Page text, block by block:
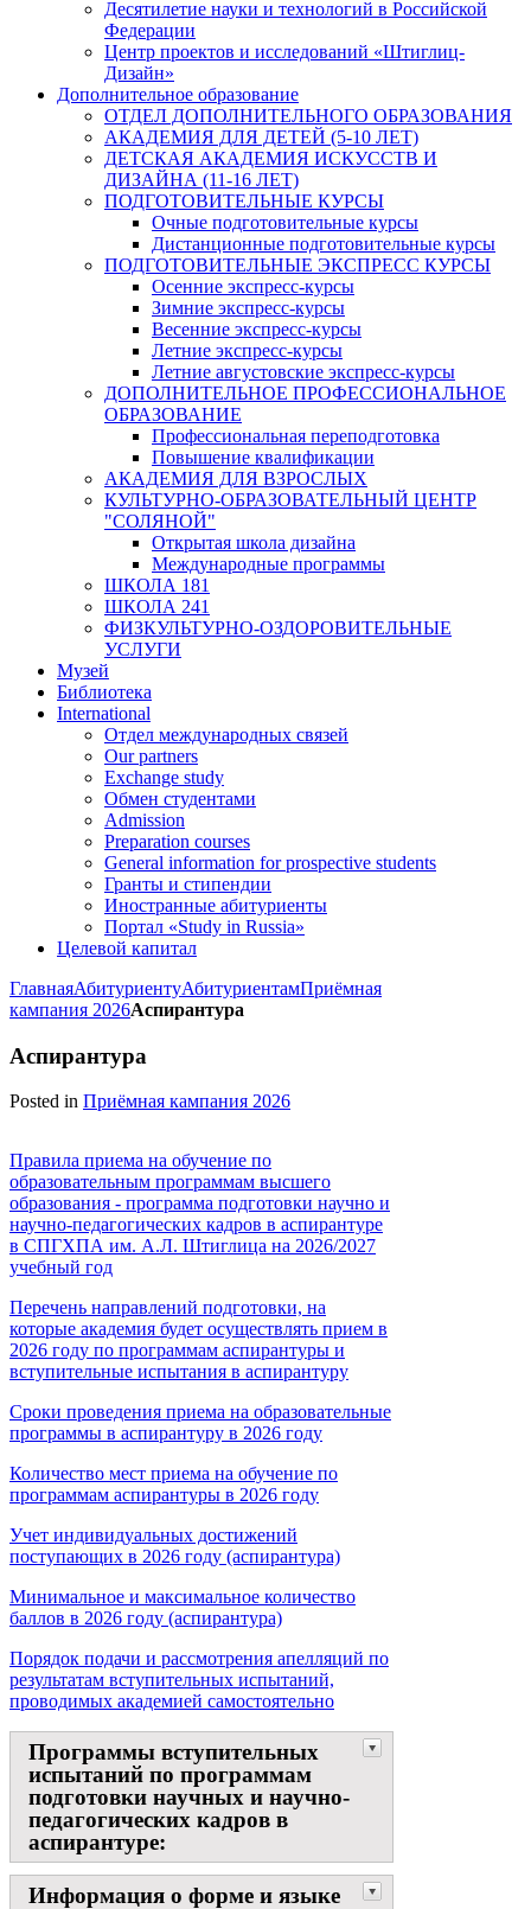
Десятилетие науки и технологий в Российской
Федерации
Центр проектов и исследований «Штиглиц-
Дизайн»
Дополнительное образование
ОТДЕЛ ДОПОЛНИТЕЛЬНОГО ОБРАЗОВАНИЯ
АКАДЕМИЯ ДЛЯ ДЕТЕЙ (5-10 ЛЕТ)
ДЕТСКАЯ АКАДЕМИЯ ИСКУССТВ И
ДИЗАЙНА (11-16 ЛЕТ)
ПОДГОТОВИТЕЛЬНЫЕ КУРСЫ
Очные подготовительные курсы
Дистанционные подготовительные курсы
ПОДГОТОВИТЕЛЬНЫЕ ЭКСПРЕСС КУРСЫ
Осенние экспресс-курсы
Зимние экспресс-курсы
Весенние экспресс-курсы
Летние экспресс-курсы
Летние августовские экспресс-курсы
ДОПОЛНИТЕЛЬНОЕ ПРОФЕССИОНАЛЬНОЕ
ОБРАЗОВАНИЕ
Профессиональная переподготовка
Повышение квалификации
АКАДЕМИЯ ДЛЯ ВЗРОСЛЫХ
КУЛЬТУРНО-ОБРАЗОВАТЕЛЬНЫЙ ЦЕНТР
"СОЛЯНОЙ"
Открытая школа дизайна
Международные программы
ШКОЛА 181
ШКОЛА 241
ФИЗКУЛЬТУРНО-ОЗДОРОВИТЕЛЬНЫЕ
УСЛУГИ
Музей
Библиотека
International
Отдел международных связей
Our partners
Exchange study
Обмен студентами
Admission
Preparation courses
General information for prospective students
Гранты и стипендии
Иностранные абитуриенты
Портал «Study in Russia»
Целевой капитал
ГлавнаяАбитуриентуАбитуриентамПриёмная
кампания 2026Аспирантура
Аспирантура
Posted in Приёмная кампания 2026
Правила приема на обучение по
образовательным программам высшего
образования - программа подготовки научно и
научно-педагогических кадров в аспирантуре
в СПГХПА им. А.Л. Штиглица на 2026/2027
учебный год
Перечень направлений подготовки, на
которые академия будет осуществлять прием в
2026 году по программам аспирантуры и
вступительные испытания в аспирантуру
Сроки проведения приема на образовательные
программы в аспирантуру в 2026 году
Количество мест приема на обучение по
программам аспирантуры в 2026 году
Учет индивидуальных достижений
поступающих в 2026 году (аспирантура)
Минимальное и максимальное количество
баллов в 2026 году (аспирантура)
Порядок подачи и рассмотрения апелляций по
результатам вступительных испытаний,
проводимых академией самостоятельно
Программы вступительных
испытаний по программам
подготовки научных и научно-
педагогических кадров в
аспирантуре:
Информация о форме и языке